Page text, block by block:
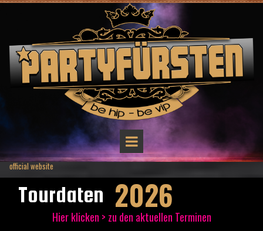
official website
Tourdaten 2026
Hier klicken > zu den aktuellen Terminen